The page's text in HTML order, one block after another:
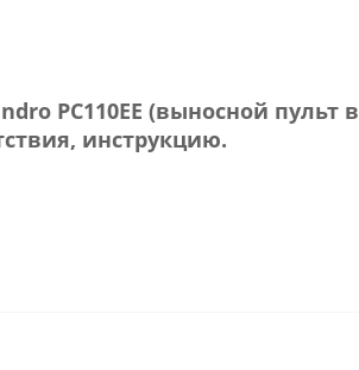
PC110EE (выносной пульт в
инструкцию.